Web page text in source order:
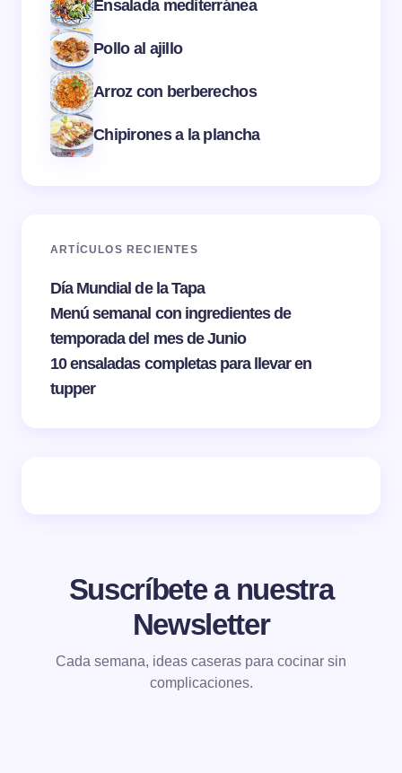
Ensalada mediterránea
Pollo al ajillo
Arroz con berberechos
Chipirones a la plancha
ARTÍCULOS RECIENTES
Día Mundial de la Tapa
Menú semanal con ingredientes de
temporada del mes de Junio
10 ensaladas completas para llevar en
tupper
Suscríbete a nuestra
Newsletter
Cada semana, ideas caseras para cocinar sin
complicaciones.